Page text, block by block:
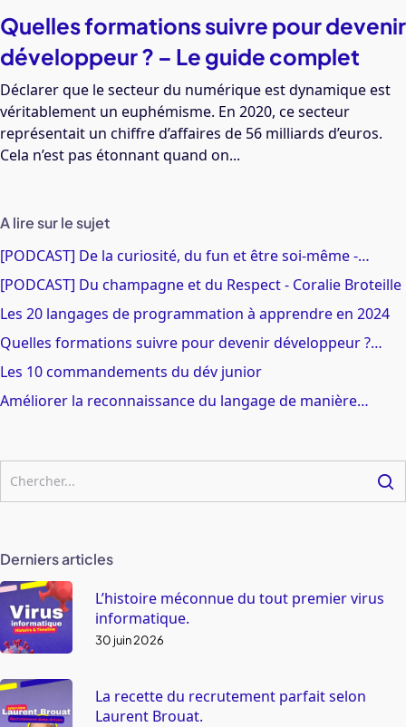
Quelles formations suivre pour devenir
développeur ? – Le guide complet
Déclarer que le secteur du numérique est dynamique est
véritablement un euphémisme. En 2020, ce secteur
représentait un chiffre d’affaires de 56 milliards d’euros.
Cela n’est pas étonnant quand on...
A lire sur le sujet
[PODCAST] De la curiosité, du fun et être soi-même -…
[PODCAST] Du champagne et du Respect - Coralie Broteille
Les 20 langages de programmation à apprendre en 2024
Quelles formations suivre pour devenir développeur ?…
Les 10 commandements du dév junior
Améliorer la reconnaissance du langage de manière…
Derniers articles
L’histoire méconnue du tout premier virus
informatique.
30 juin 2026
La recette du recrutement parfait selon
Laurent Brouat.